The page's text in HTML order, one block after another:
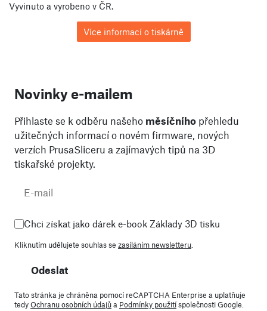
Vyvinuto a vyrobeno v ČR.
Více informací o tiskárně
Novinky e-mailem
Přihlaste se k odběru našeho měsíčního přehledu
užitečných informací o novém firmware, nových
verzích PrusaSliceru a zajímavých tipů na 3D
tiskařské projekty.
Chci získat jako dárek e-book Základy 3D tisku
Kliknutím udělujete souhlas se zasíláním newsletteru
Odeslat
Tato stránka je chráněna pomocí reCAPTCHA Enterprise a uplatňuje
tedyOchranu osobních údajůa Podmínky použitíspolečnosti Google.